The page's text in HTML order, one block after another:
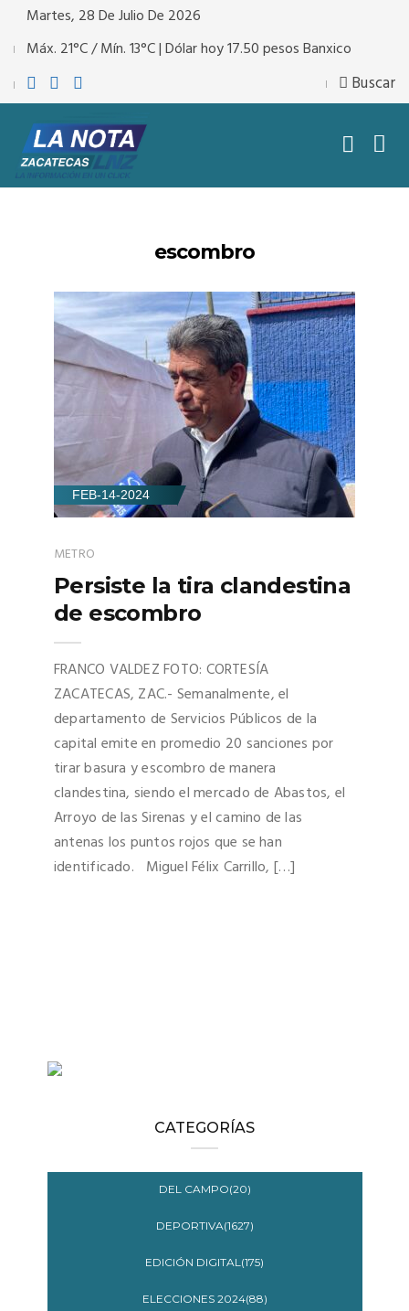
Martes, 28 De Julio De 2026
Máx. 21°C / Mín. 13°C | Dólar hoy 17.50 pesos Banxico
Buscar
escombro
FEB-14-2024
METRO
Persiste la tira clandestina
de escombro
FRANCO VALDEZ FOTO: CORTESÍA
ZACATECAS, ZAC.- Semanalmente, el
departamento de Servicios Públicos de la
capital emite en promedio 20 sanciones por
tirar basura y escombro de manera
clandestina, siendo el mercado de Abastos, el
Arroyo de las Sirenas y el camino de las
antenas los puntos rojos que se han
identificado. Miguel Félix Carrillo, […]
CATEGORÍAS
DEL CAMPO(20)
DEPORTIVA(1627)
EDICIÓN DIGITAL(175)
ELECCIONES 2024(88)